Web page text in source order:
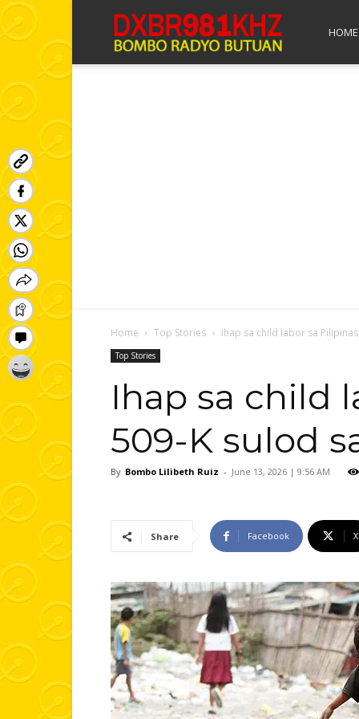
Bombo HOME
Home Top Stories Ihap sa child labor sa
Top Stories
Ihap sa child
509-K sulod
By Bombo Lilibeth Ruiz - June 13, 2026 | 9:56 AM
Share Facebook X